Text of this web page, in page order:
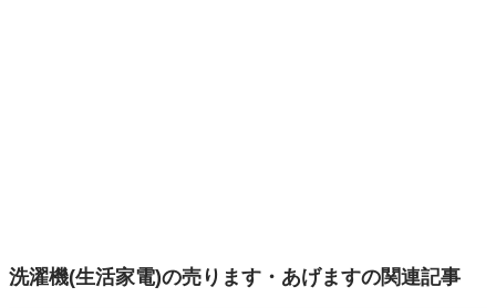
洗濯機(生活家電)の売ります・あげますの関連記事